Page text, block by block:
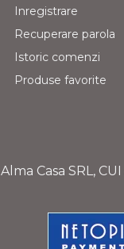
Inregistrare
Recuperare parola
Istoric comenzi
Produse favorite
Alma Casa SRL, CUI